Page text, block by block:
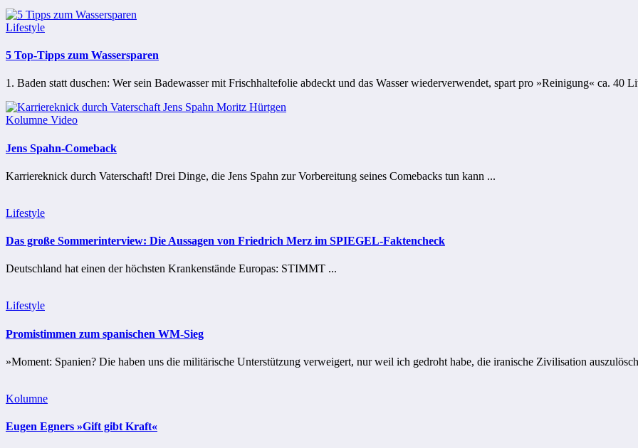
Lifestyle
5 Top-Tipps zum Wassersparen
1. Baden statt duschen: Wer sein Badewasser mit Frischhaltefolie abdeckt und das Wasser wiederverwendet, spart pro »Reinigung« ca. 40
Kolumne Video
Jens Spahn-Comeback
Karriereknick durch Vaterschaft! Drei Dinge, die Jens Spahn zur Vorbereitung seines Comebacks tun kann ...
Lifestyle
Das große Sommerinterview: Die Aussagen von Friedrich Merz im SPIEGEL-Faktencheck
Deutschland hat einen der höchsten Krankenstände Europas: STIMMT ...
Lifestyle
Promistimmen zum spanischen WM-Sieg
»Moment: Spanien? Die haben uns die militärische Unterstützung verweigert, nur weil ich gedroht habe, die iranische Zivilisation
Kolumne
Eugen Egners »Gift gibt Kraft«